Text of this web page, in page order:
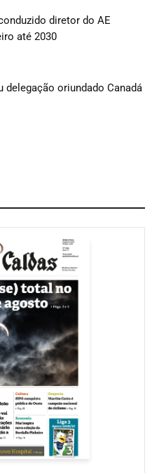
diretor do AE
até 2030
delegação oriundado Canadá